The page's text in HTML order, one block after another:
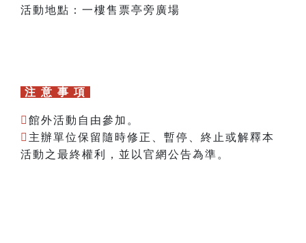
活動地點：一樓售票亭旁廣場
注 意 事 項
 館外活動自由參加。
 主辦單位保留隨時修正、暫停、終止或解釋本
活動之最終權利，並以官網公告為準。